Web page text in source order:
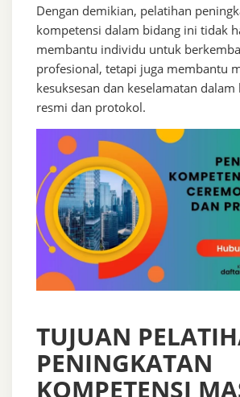
Dengan demikian, pelatihan
kompetensi dalam bidang ini tidak
membantu individu untuk
profesional, tetapi juga membantu
kesuksesan dan keselamatan dalam
resmi dan protokol.
TUJUAN
PENINGKATAN
KOMPETENSI